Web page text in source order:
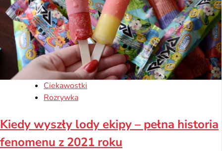
Ciekawostki
Rozrywka
Kiedy wyszły lody ekipy – pełna historia
fenomenu z 2021 roku